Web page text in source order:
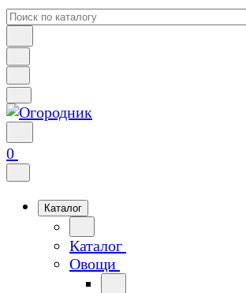
0
Каталог
Каталог
Овощи